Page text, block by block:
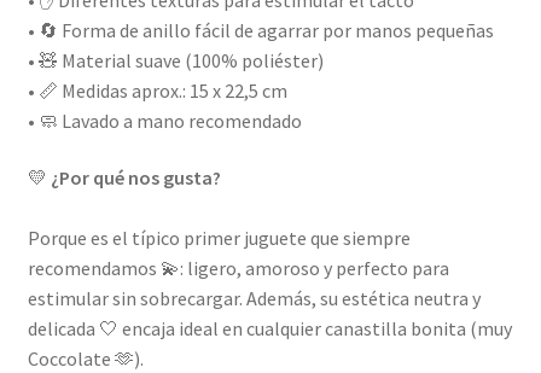
• 🔄 Forma de anillo fácil de agarrar por manos pequeñas
• 🧸 Material suave (100% poliéster)
• 📏 Medidas aprox.: 15 x 22,5 cm
• 🧼 Lavado a mano recomendado
💛 ¿Por qué nos gusta?
Porque es el típico primer juguete que siempre
recomendamos 💫: ligero, amoroso y perfecto para
estimular sin sobrecargar. Además, su estética neutra y
delicada 🤍 encaja ideal en cualquier canastilla bonita (muy
Coccolate 🫶).